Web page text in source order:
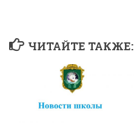
ЧИТАЙТЕ ТАКЖЕ: